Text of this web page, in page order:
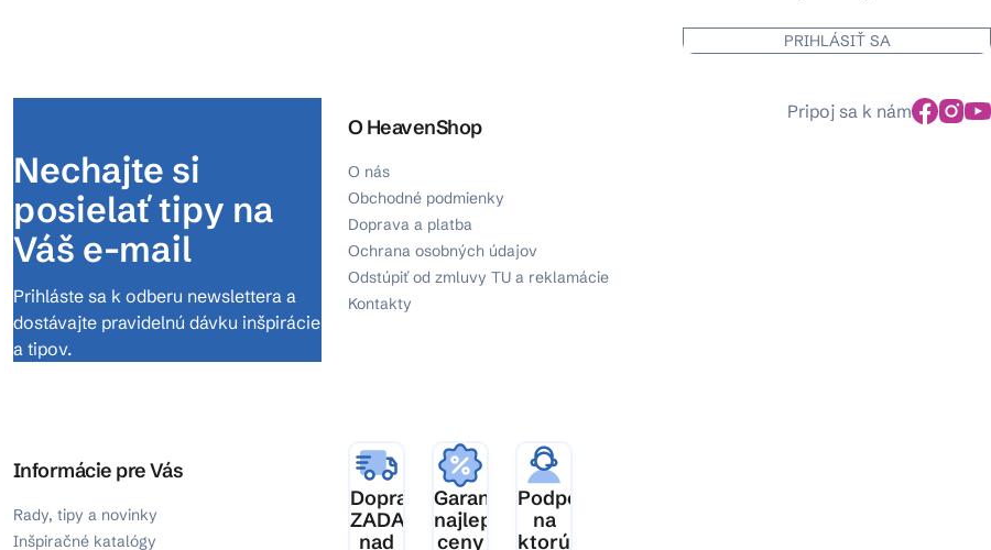
PRIHLÁSIŤ SA
Nechajte si
posielať tipy na
Váš e-mail
Prihláste sa k odberu newslettera a
dostávajte pravidelnú dávku inšpirácie
a tipov.
O HeavenShop
O nás
Obchodné podmienky
Doprava a platba
Ochrana osobných údajov
Odstúpiť od zmluvy TU a reklamácie
Kontakty
Pripoj sa k nám
Informácie pre Vás
Rady, tipy a novinky
Inšpiračné katalógy
Doprava
ZADARMO
nad
Garancia
najlepšej
ceny
Podpora,
na
ktorú